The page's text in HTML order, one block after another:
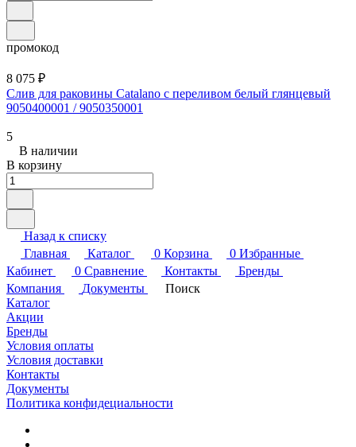
промокод
8 075 ₽
Слив для раковины Catalano с переливом белый глянцевый
9050400001 / 9050350001
5
В наличии
В корзину
Назад к списку
Главная
Каталог 0 Корзина 0 Избранные
Кабинет
0 Сравнение Контакты
Бренды
Компания
Документы
Поиск
Каталог
Акции
Бренды
Условия оплаты
Условия доставки
Контакты
Документы
Политика конфидециальности